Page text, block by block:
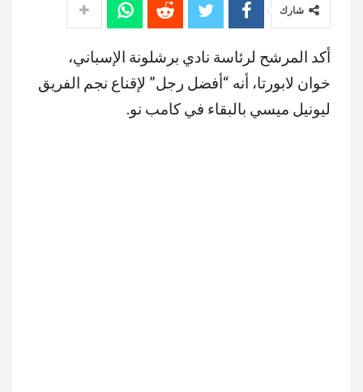
شارك
أكد المرشح لرئاسة نادي برشلونة الإسباني،
خوان لابورتا، أنه “أفضل رجل” لإقناع نجم الفريق
ليونيل ميسي بالبقاء في كامب نو.